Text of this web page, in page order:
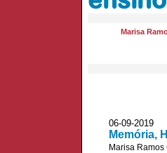
Marisa
06-09-
Memória,
Marisa